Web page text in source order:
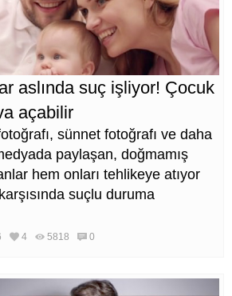
aslında suç işliyor! Çocuk
açabilir
sünnet fotoğrafı ve daha
paylaşan, doğmamış
hem onları tehlikeye atıyor
suçlu duruma
4 5818 0